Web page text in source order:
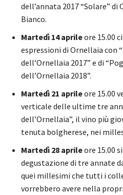
dell’annata 2017 “Solare”
Bianco.
Martedì 14 aprileore 15.00
espressioni di Ornellaia con
dell’Ornellaia 2017” e di
dell’Ornellaia 2018”.
Martedì 21 aprileore 15.00
verticale delle ultime tre
dell’Ornellaia”, il vino più
tenuta bolgherese, nei
Martedì 28 aprileore 15.00
degustazione di tre annate
quei millesimi che tutti i
vorrebbero avere nella